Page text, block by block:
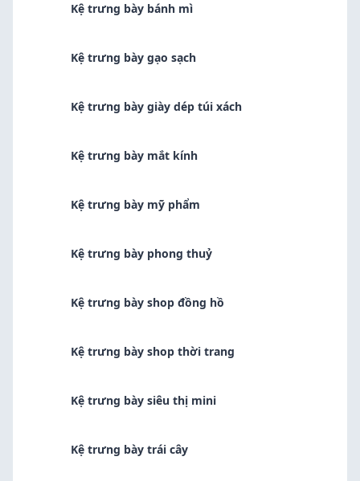
Kệ trưng bày bánh mì
Kệ trưng bày gạo sạch
Kệ trưng bày giày dép túi xách
Kệ trưng bày mắt kính
Kệ trưng bày mỹ phẩm
Kệ trưng bày phong thuỷ
Kệ trưng bày shop đồng hồ
Kệ trưng bày shop thời trang
Kệ trưng bày siêu thị mini
Kệ trưng bày trái cây